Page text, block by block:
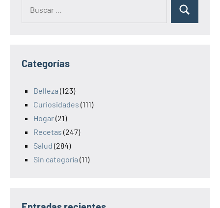
Categorías
Belleza (123)
Curiosidades (111)
Hogar(21)
Recetas (247)
Salud (284)
Sin categoría (11)